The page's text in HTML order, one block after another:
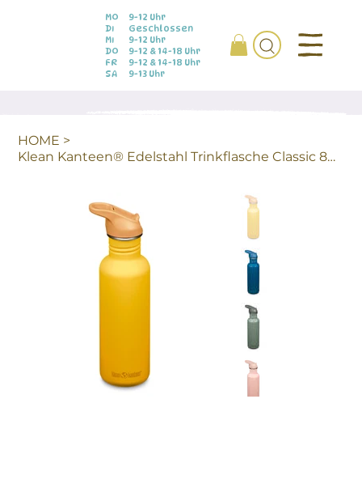
MO
DI
MI
DO
FR
SA
9-12 Uhr
Geschlossen
9-12 Uhr
9-12 & 14-18 Uhr
9-12 & 14-18 Uhr
9-13 Uhr
HOME >
Klean Kanteen® Edelstahl Trinkflasche Classic 800ml (Flip Sport)